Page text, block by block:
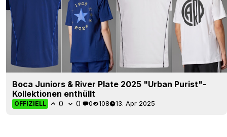
Boca Juniors & River Plate 2025 "Urban Purist"-
Kollektionen enthüllt
OFFIZIELL 0 0 0 108 13. Apr 2025